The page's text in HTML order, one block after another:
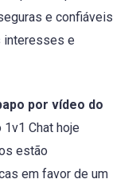
e confiáveis
interesses e
por vídeo do
Chat hoje
estão
em favor de um